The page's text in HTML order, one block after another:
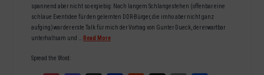
spannend aber nicht so ergiebig: Nach langem Schlangestehen (offenbar eine
schlaue Eventidee für den gelernten DDR-Bürger, die imho aber nicht ganz
aufging)war der erste Talk für mich der Vortrag von Gunter Dueck, der erwartbar
unterhaltsam und … Read More
Spread the Word: